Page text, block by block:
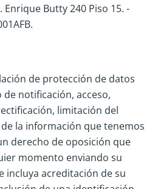
Butty 240 Piso 15. -
de protección de datos
notificación, acceso,
limitación del
la información que tenemos
derecho de oposición que
momento enviando su
incluya acreditación de su